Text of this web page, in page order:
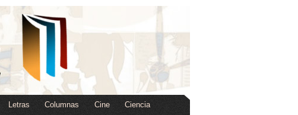
Letras Columnas Cine Ciencia